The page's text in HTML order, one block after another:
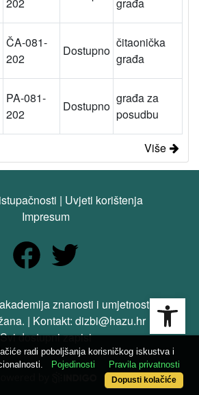
ČA-081-
202
Dostupno
čitaonička
građa
PA-081-
202
Dostupno
građa za
posudbu
Više
| Uvjeti korištenja
Impresum
znanosti i umjetnosti. Sva
| Kontakt: dizbi@hazu.hr
Svi dostupni zapisi
radi poboljšanja korisničkog iskustva i
Pojedinosti Pravila privatnosti
Dopusti kolačiće